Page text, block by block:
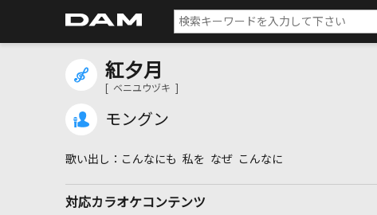
紅夕月
[ ベニユウヅキ ]
モングン
こんなにも 私を なぜ こんなに
対応カラオケコンテンツ